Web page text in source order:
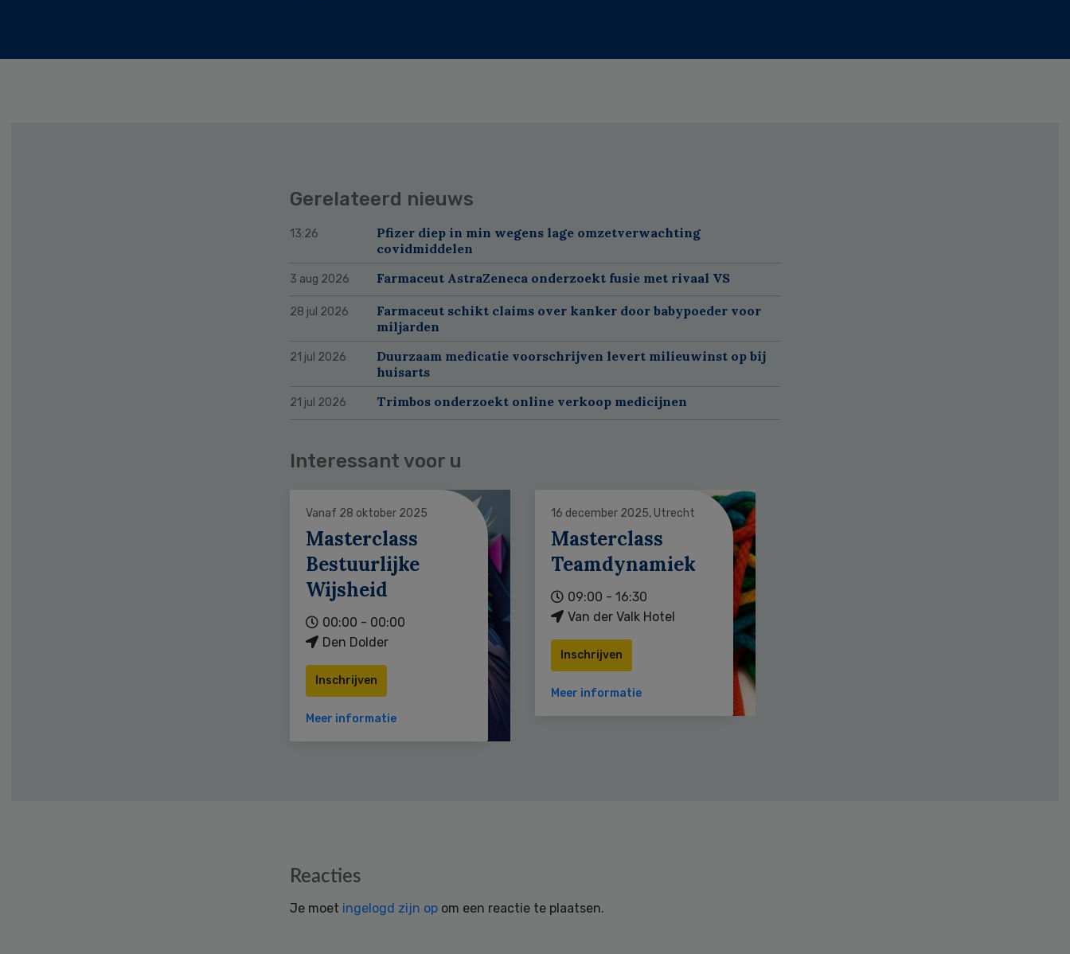
Gerelateerd nieuws
13:26
Pfizer diep in min wegens lage omzetverwachting
covidmiddelen
3 aug 2026 Farmaceut AstraZeneca onderzoekt fusie met rivaal VS
28 jul 2026
Farmaceut schikt claims over kanker door babypoeder voor
miljarden
21 jul 2026
Duurzaam medicatie voorschrijven levert milieuwinst op bij
huisarts
21 jul 2026 Trimbos onderzoekt online verkoop medicijnen
Interessant voor u
Vanaf 28 oktober 2025
Masterclass
Bestuurlijke
Wijsheid
00:00 - 00:00
Den Dolder
Inschrijven
Meer informatie
16 december 2025, Utrecht
Masterclass
Teamdynamiek
09:00 - 16:30
Van der Valk Hotel
Inschrijven
Meer informatie
Reacties
Je moet ingelogd zijn op om een reactie te plaatsen.